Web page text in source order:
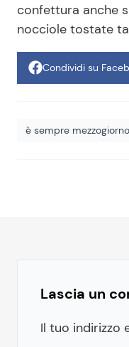
confettura anche
nocciole tostate
Condividi su
è sempre mezzogiorno
Lascia un
Il tuo indirizzo